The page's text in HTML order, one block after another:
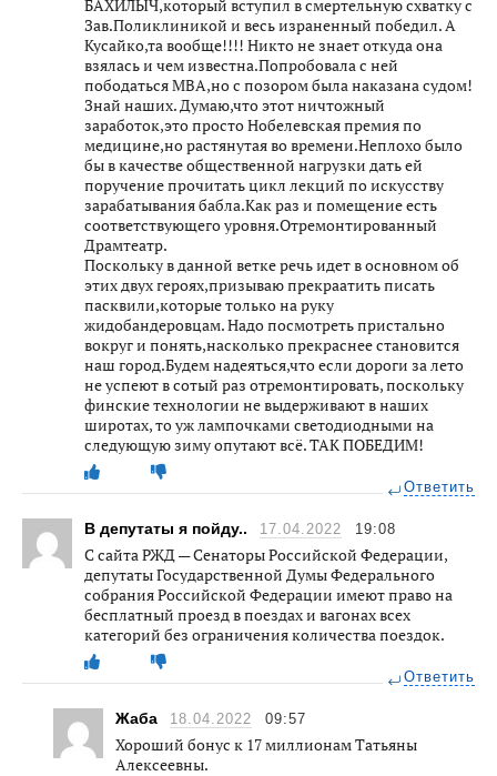
БАХИЛЫЧ,который вступил в смертельную схватку с
Зав.Поликлиникой и весь израненный победил. А
Кусайко,та вообще!!!! Никто не знает откуда она
взялась и чем известна.Попробовала с ней
пободаться МВА,но с позором была наказана судом!
Знай наших. Думаю,что этот ничтожный
заработок,это просто Нобелевская премия по
медицине,но растянутая во времени.Неплохо было
бы в качестве общественной нагрузки дать ей
поручение прочитать цикл лекций по искусству
зарабатывания бабла.Как раз и помещение есть
соответствующего уровня.Отремонтированный
Драмтеатр.
Поскольку в данной ветке речь идет в основном об
этих двух героях,призываю прекраатить писать
пасквили,которые только на руку
жидобандеровцам. Надо посмотреть пристально
вокруг и понять,насколько прекраснее становится
наш город.Будем надеяться,что если дороги за лето
не успеют в сотый раз отремонтировать, поскольку
финские технологии не выдерживают в наших
широтах, то уж лампочками светодиодными на
следующую зиму опутают всё. ТАК ПОБЕДИМ!
Ответить
В депутаты я пойду.. 17.04.2022 19:08
С сайта РЖД — Сенаторы Российской Федерации,
депутаты Государственной Думы Федерального
собрания Российской Федерации имеют право на
бесплатный проезд в поездах и вагонах всех
категорий без ограничения количества поездок.
Ответить
Жаба 18.04.2022 09:57
Хороший бонус к 17 миллионам Татьяны
Алексеевны.